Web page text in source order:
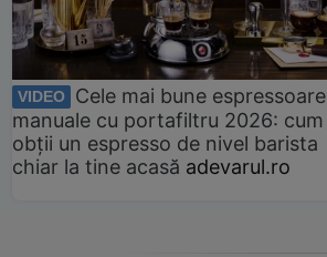
VIDEO
Cele mai bune espressoare
manuale cu portafiltru 2026: cum
obții un espresso de nivel barista
chiar la tine acasă adevarul.ro